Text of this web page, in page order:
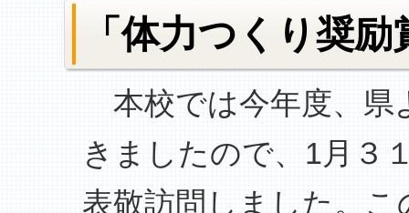
「体力つくり奨
本校では今年度、県
きましたので、1月３
表敬訪問しました。